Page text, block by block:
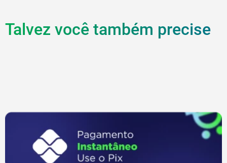
ou faça o
login.
Talvez você também precise